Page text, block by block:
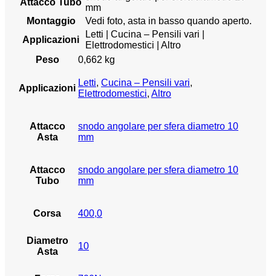
mm
Montaggio
Vedi foto, asta in basso quando aperto.
Applicazioni
Letti | Cucina – Pensili vari |
Elettrodomestici | Altro
Peso
0,662 kg
Applicazioni
Letti, Cucina – Pensili vari,
Elettrodomestici, Altro
Attacco
Asta
snodo angolare per sfera diametro 10
mm
Attacco
Tubo
snodo angolare per sfera diametro 10
mm
Corsa 400,0
Diametro
Asta
10